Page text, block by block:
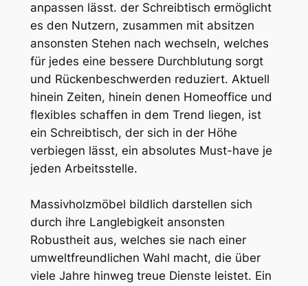
anpassen lässt. der Schreibtisch ermöglicht
es den Nutzern, zusammen mit absitzen
ansonsten Stehen nach wechseln, welches
für jedes eine bessere Durchblutung sorgt
und Rückenbeschwerden reduziert. Aktuell
hinein Zeiten, hinein denen Homeoffice und
flexibles schaffen in dem Trend liegen, ist
ein Schreibtisch, der sich in der Höhe
verbiegen lässt, ein absolutes Must-have je
jeden Arbeitsstelle.
Massivholzmöbel bildlich darstellen sich
durch ihre Langlebigkeit ansonsten
Robustheit aus, welches sie nach einer
umweltfreundlichen Wahl macht, die über
viele Jahre hinweg treue Dienste leistet. Ein